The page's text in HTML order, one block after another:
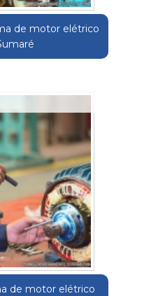
de motor elétrico
de motor elétrico